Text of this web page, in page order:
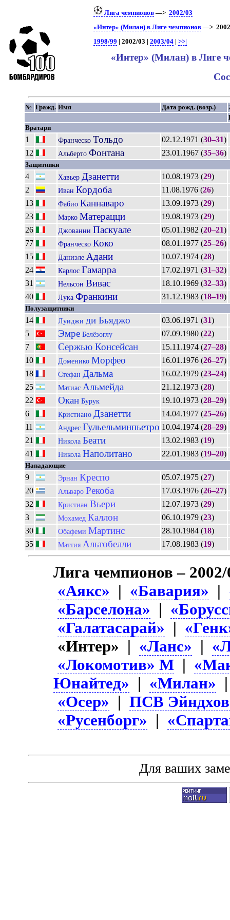
Лига чемпионов —> 2002/03
«Интер» (Милан) в Лиге чемпионов —>
1998/99 | 2002/03 | 2003/04 | >>|
«Интер» (Милан) в Лиге
№ Гражд. Имя Дата рожд. (возр.)
Вратари
1 Франческо Тольдо 02.12.1971 (30–31)
12
Альберто Фонтана 23.01.1967 (35–36)
Защитники
4 Хавьер Дзанетти 10.08.1973 (29)
2
Иван Кордоба 11.08.1976 (26)
13
Фабио Каннаваро 13.09.1973 (29)
23
Марко Матерацци 19.08.1973 (29)
26
Джованни Паскуале 05.01.1982 (20–21)
77
Франческо Коко 08.01.1977 (25–26)
15
Даниэле Адани 10.07.1974 (28)
24
Карлос Гамарра 17.02.1971 (31–32)
31
Нельсон Вивас 18.10.1969 (32–33)
40
Лука Франкини 31.12.1983 (18–19)
Полузащитники
14 Луиджи ди Бьяджо 03.06.1971 (31)
5
ЭмреБелёзоглу 07.09.1980 (22)
7
Сержью Консейсан 15.11.1974 (27–28)
10
Доменико Морфео 16.01.1976 (26–27)
18
Стефан Дальма 16.02.1979 (23–24)
25
Матиас Альмейда 21.12.1973 (28)
22
ОканБурук 19.10.1973 (28–29)
6
Кристиано Дзанетти 14.04.1977 (25–26)
11
Андрес Гульельминпьетро 10.04.1974 (28–29)
21
Никола Беати 13.02.1983 (19)
41
Никола Наполитано 22.01.1983 (19–20)
Нападающие
9 Эрнан Креспо 05.07.1975 (27)
20
Альваро Рекоба 17.03.1976 (26–27)
32
Кристиан Вьери 12.07.1973 (29)
3
Мохамед Каллон 06.10.1979 (23)
30
Обафеми Мартинс 28.10.1984 (18)
35
Маттия Альтобелли 17.08.1983 (19)
Лига чемпионов –
«Аякс» | «Бавария» |
«Барселона» |
«Галатасарай» |
«Интер» | «Ланс» |
«Локомотив» М |
Юнайтед» | «Милан»
«Осер» |ПСВ
«Русенборг» |
Для ваших